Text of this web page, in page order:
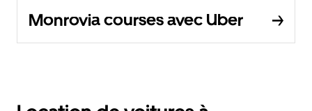
Monrovia courses avec Uber